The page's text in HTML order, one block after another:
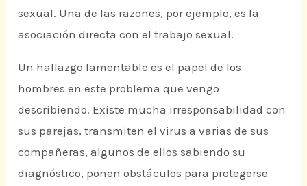
sexual. Una de las razones, por ejemplo, es la
asociación directa con el trabajo sexual.
Un hallazgo lamentable es el papel de los
hombres en este problema que vengo
describiendo. Existe mucha irresponsabilidad con
sus parejas, transmiten el virus a varias de sus
compañeras, algunos de ellos sabiendo su
diagnóstico, ponen obstáculos para protegerse